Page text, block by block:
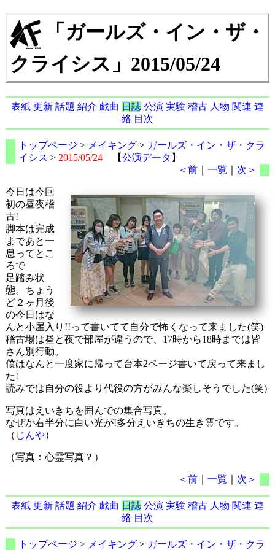
「ガールズ・イン・ザ・
クライシス」2015/05/24
表紙 更新 話題 紹介 戯曲 日誌 公演 実験 稽古 人物 関連 連
絡 目次
トップページ > メイキング> ガールズ・イン・ザ・クラ
イシス > 2015/05/24【公演データ 】
＜前 ｜一覧 次＞
今日は今回
初の昼夜稽
古!
脚本は完成
まであと一
息ってとこ
ろで
足踏み状
態。ちょう
ど２ヶ月後
の今日はな
んと小屋入り!!って書いてて自分で怖くなって来ました(笑)
稽古場は昼と夜で部屋が違うので、17時から18時までは皆
さん別行動。
僕はなんと一度家に帰って台本2ページ書いて戻って来まし
た!
読みでは自分の役より代役の方がみんな楽しそうでした(笑)
写真はえいきちを囲んでの集合写真。
なぜか右半分に白い光が!多分えいきちの生き霊です。
（ じんや）
（写真：心霊写真？）
＜前 ｜一覧 次＞
表紙 更新 話題 紹介 戯曲 日誌 公演 実験 稽古 人物 関連 連
絡 目次
トップページ > メイキング> ガールズ・イン・ザ・クラ